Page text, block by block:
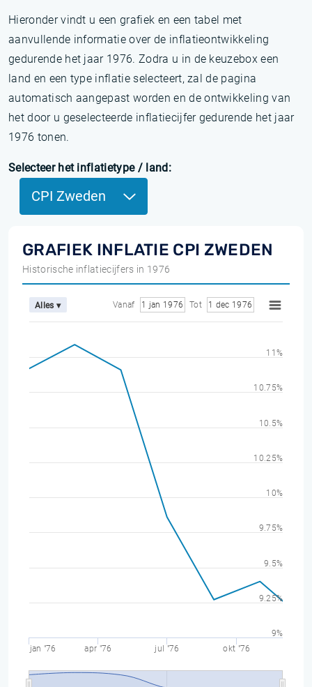
Hieronder vindt u een grafiek en een tabel met
aanvullende informatie over de inflatieontwikkeling
gedurende het jaar 1976. Zodra u in de keuzebox een
land en een type inflatie selecteert, zal de pagina
automatisch aangepast worden en de ontwikkeling van
het door u geselecteerde inflatiecijfer gedurende het jaar
1976 tonen.
Selecteer het inflatietype / land:
CPI Zweden
GRAFIEK INFLATIE CPI ZWEDEN
Historische inflatiecijfers in 1976
Alles ▾ Vanaf 1 jan 1976 Tot 1 dec 1976
jan "76 apr "76 jul "76 okt "76
9%
9.25%
9.5%
9.75%
10%
10.25%
10.5%
10.75%
11%